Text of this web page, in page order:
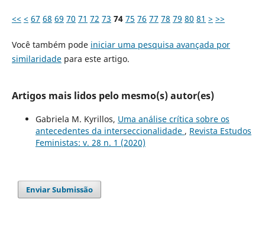
<< < 67 68 69 70 71 72 73 74 75 76 77 78 79 80 81 > >>
Você também pode iniciar uma pesquisa avançada por
similaridadepara este artigo.
Artigos mais lidos pelo mesmo(s) autor(es)
Gabriela M. Kyrillos, Uma análise crítica sobre os
antecedentes da interseccionalidade , Revista Estudos
Feministas: v. 28 n. 1 (2020)
Enviar Submissão